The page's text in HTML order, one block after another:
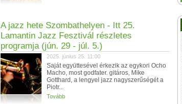
A jazz hete Szombathelyen - Itt 25.
Lamantin Jazz Fesztivál részletes
programja (jún. 29 - júl. 5.)
2025. június 25. 11:00
Saját együttesével érkezik az egykori Ocho
Macho, most godfater. gitáros, Mike
Gotthard, a lengyel jazz nagyszerűségét a
Piotr...
Tovább